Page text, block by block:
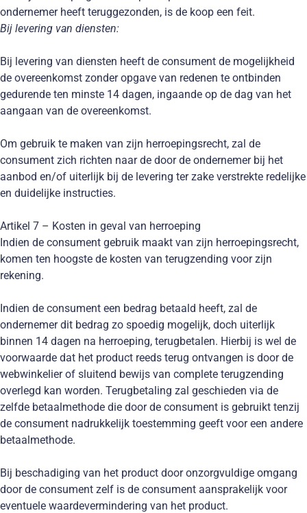
ondernemer heeft teruggezonden, is de koop een feit.
Bij levering van diensten:
Bij levering van diensten heeft de consument de mogelijkheid
de overeenkomst zonder opgave van redenen te ontbinden
gedurende ten minste 14 dagen, ingaande op de dag van het
aangaan van de overeenkomst.
Om gebruik te maken van zijn herroepingsrecht, zal de
consument zich richten naar de door de ondernemer bij het
aanbod en/of uiterlijk bij de levering ter zake verstrekte redelijke
en duidelijke instructies.
Artikel 7 – Kosten in geval van herroeping
Indien de consument gebruik maakt van zijn herroepingsrecht,
komen ten hoogste de kosten van terugzending voor zijn
rekening.
Indien de consument een bedrag betaald heeft, zal de
ondernemer dit bedrag zo spoedig mogelijk, doch uiterlijk
binnen 14 dagen na herroeping, terugbetalen. Hierbij is wel de
voorwaarde dat het product reeds terug ontvangen is door de
webwinkelier of sluitend bewijs van complete terugzending
overlegd kan worden. Terugbetaling zal geschieden via de
zelfde betaalmethode die door de consument is gebruikt tenzij
de consument nadrukkelijk toestemming geeft voor een andere
betaalmethode.
Bij beschadiging van het product door onzorgvuldige omgang
door de consument zelf is de consument aansprakelijk voor
eventuele waardevermindering van het product.